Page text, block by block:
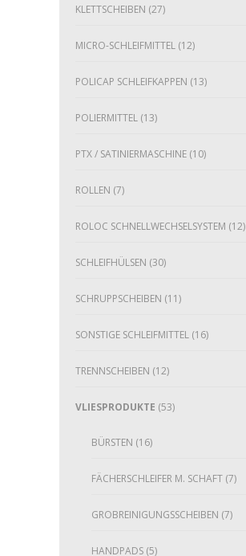
KLETTSCHEIBEN (27)
MICRO-SCHLEIFMITTEL (12)
POLICAP SCHLEIFKAPPEN (13)
POLIERMITTEL (13)
PTX / SATINIERMASCHINE (10)
ROLLEN (7)
ROLOC SCHNELLWECHSELSYSTEM (12)
SCHLEIFHÜLSEN (30)
SCHRUPPSCHEIBEN (11)
SONSTIGE SCHLEIFMITTEL (16)
TRENNSCHEIBEN (12)
VLIESPRODUKTE (53)
BÜRSTEN (16)
FÄCHERSCHLEIFER M. SCHAFT (7)
GROBREINIGUNGSSCHEIBEN (7)
HANDPADS (5)